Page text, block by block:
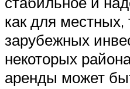
как для местных,
зарубежных
некоторых
аренды может